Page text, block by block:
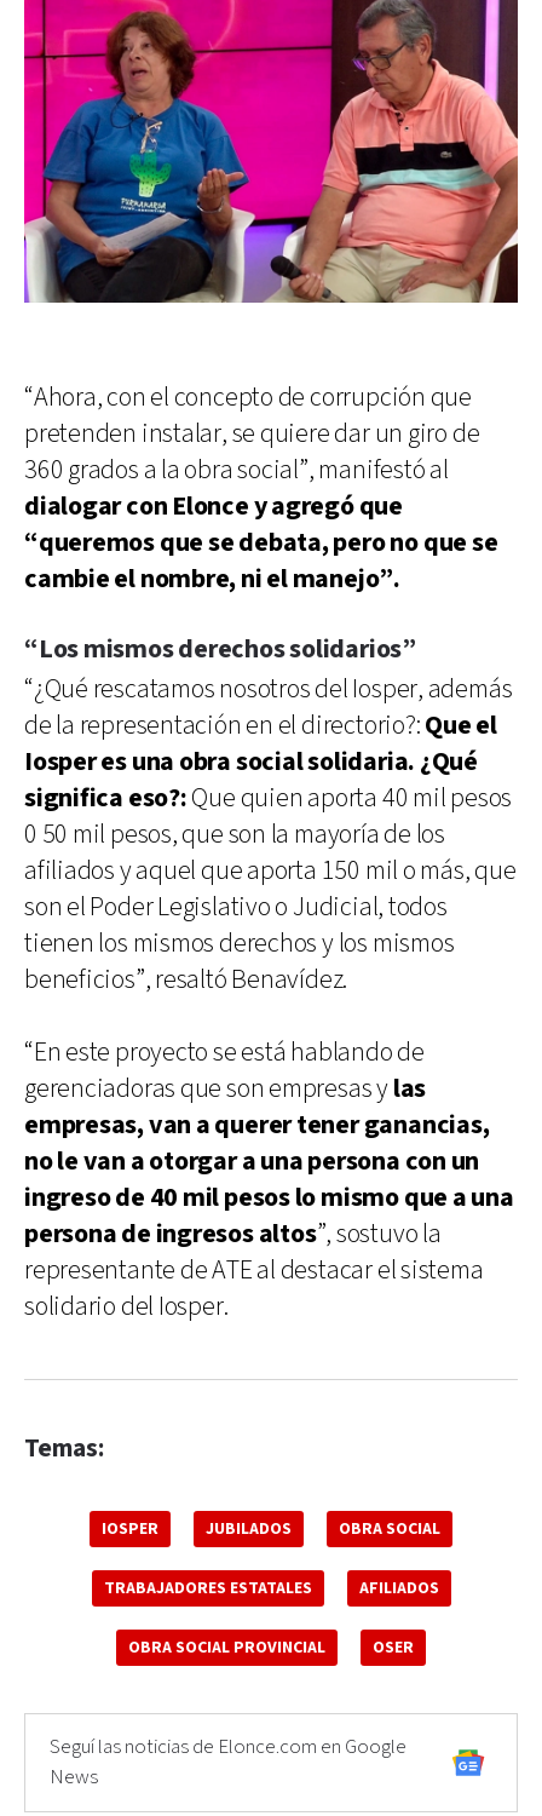
“Ahora, con el concepto de corrupción que
pretenden instalar, se quiere dar un giro de
360 grados a la obra social”, manifestó al
dialogar con Elonce y agregó que
“queremos que se debata, pero no que se
cambie el nombre, ni el manejo”.
“Los mismos derechos solidarios”
“¿Qué rescatamos nosotros del Iosper, además
de la representación en el directorio?:Que el
Iosper es una obra social solidaria. ¿Qué
significa eso?:Que quien aporta 40 mil pesos
0 50 mil pesos, que son la mayoría de los
afiliados y aquel que aporta 150 mil o más, que
son el Poder Legislativo o Judicial, todos
tienen los mismos derechos y los mismos
beneficios”, resaltó Benavídez.
“En este proyecto se está hablando de
gerenciadoras que son empresas ylas
empresas, van a querer tener ganancias,
no le van a otorgar a una persona con un
ingreso de 40 mil pesos lo mismo que a una
persona de ingresos altos”, sostuvo la
representante de ATE al destacar el sistema
solidario del Iosper.
Temas:
IOSPER JUBILADOS OBRA SOCIAL
TRABAJADORES ESTATALES AFILIADOS
OBRA SOCIAL PROVINCIAL OSER
Seguí las noticias de Elonce.com en Google
News